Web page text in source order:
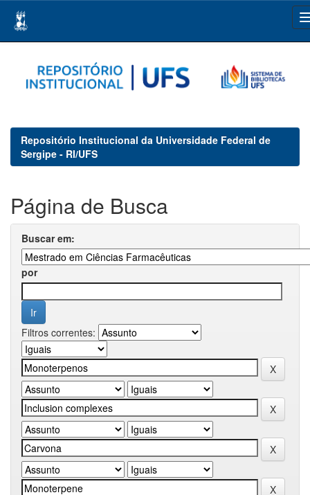
navigation
Repositório Institucional da Universidade Federal de
Sergipe - RI/UFS
Página de Busca
Buscar em:
por
Filtros correntes: